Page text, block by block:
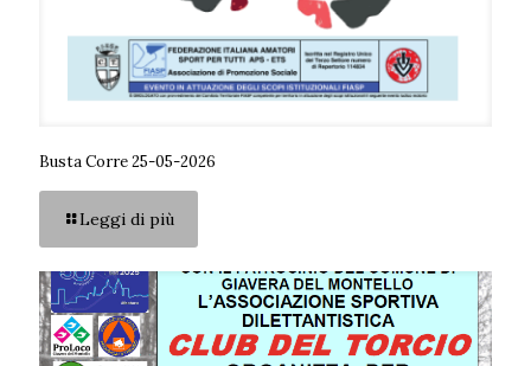
Busta Corre 25-05-2026
Leggi di più